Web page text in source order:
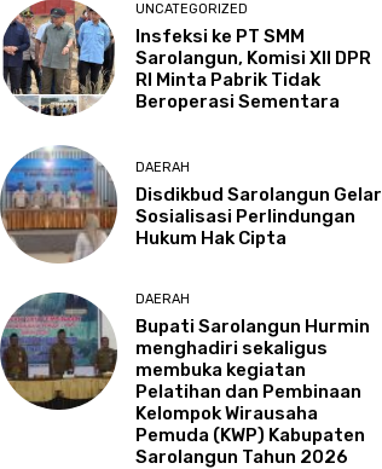
UNCATEGORIZED
Insfeksi ke PT SMM
Sarolangun, Komisi XII DPR
RI Minta Pabrik Tidak
Beroperasi Sementara
DAERAH
Disdikbud Sarolangun Gelar
Sosialisasi Perlindungan
Hukum Hak Cipta
DAERAH
Bupati Sarolangun Hurmin
menghadiri sekaligus
membuka kegiatan
Pelatihan dan Pembinaan
Kelompok Wirausaha
Pemuda (KWP) Kabupaten
Sarolangun Tahun 2026